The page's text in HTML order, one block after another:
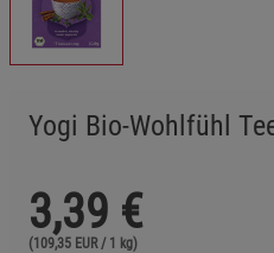
Yogi Bio-Wohlfühl
3,39 €
(109,35 EUR / 1 kg)